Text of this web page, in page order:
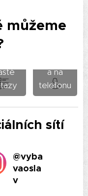
můžeme
a na
telefonu
sítí
@vyba
vaosla
v